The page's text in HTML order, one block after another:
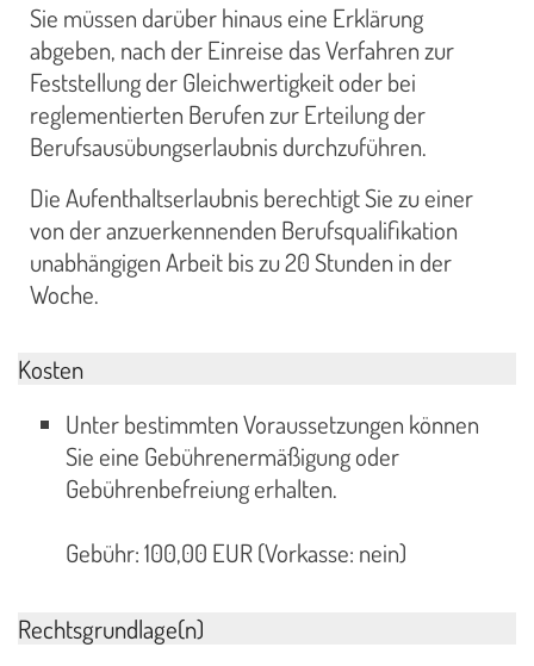
Sie müssen darüber hinaus eine Erklärung
abgeben, nach der Einreise das Verfahren zur
Feststellung der Gleichwertigkeit oder bei
reglementierten Berufen zur Erteilung der
Berufsausübungserlaubnis durchzuführen.
Die Aufenthaltserlaubnis berechtigt Sie zu einer
von der anzuerkennenden Berufsqualifikation
unabhängigen Arbeit bis zu 20 Stunden in der
Woche.
Kosten
Unter bestimmten Voraussetzungen können
Sie eine Gebührenermäßigung oder
Gebührenbefreiung erhalten.
Gebühr: 100,00 EUR (Vorkasse: nein)
Rechtsgrundlage(n)